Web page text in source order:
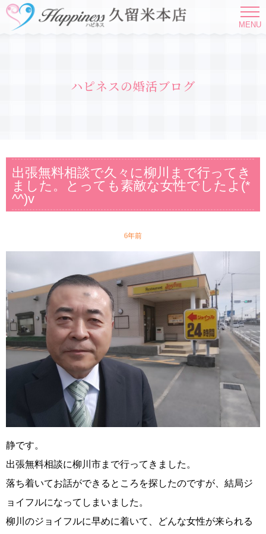
MENU
ハピネスの婚活ブログ
出張無料相談で久々に柳川まで行ってき
ました。とっても素敵な女性でしたよ(*
^^)v
6年前
静です。
出張無料相談に柳川市まで行ってきました。
落ち着いてお話ができるところを探したのですが、結局ジ
ョイフルになってしまいました。
柳川のジョイフルに早めに着いて、どんな女性が来られる